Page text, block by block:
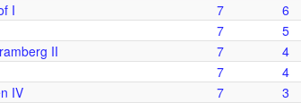
I 7 6
7 5
II 7 4
7 4
IV 7 3